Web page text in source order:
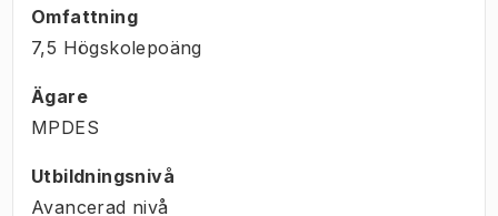
Omfattning
7,5 Högskolepoäng
Ägare
MPDES
Utbildningsnivå
Avancerad nivå